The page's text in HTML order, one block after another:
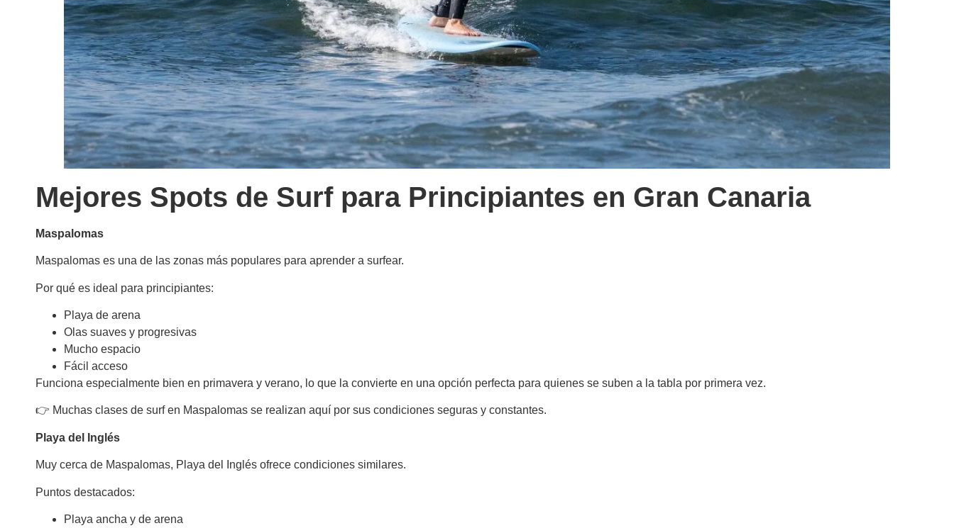
Mejores Spots de Surf para Principiantes en Gran Canaria
Maspalomas
Maspalomas es una de las zonas más populares para aprender a surfear.
Por qué es ideal para principiantes:
Playa de arena
Olas suaves y progresivas
Mucho espacio
Fácil acceso
Funciona especialmente bien en primavera y verano, lo que la convierte en una opción perfecta para quienes se suben a la tabla por primera vez.
👉 Muchas clases de surf en Maspalomas se realizan aquí por sus condiciones seguras y constantes.
Playa del Inglés
Muy cerca de Maspalomas, Playa del Inglés ofrece condiciones similares.
Puntos destacados:
Playa ancha y de arena